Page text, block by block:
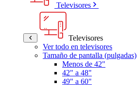
Televisores
Televisores
Ver todo en televisores
Tamaño de pantalla (pulgadas)
Menos de 42"
42" a 48"
49" a 60"